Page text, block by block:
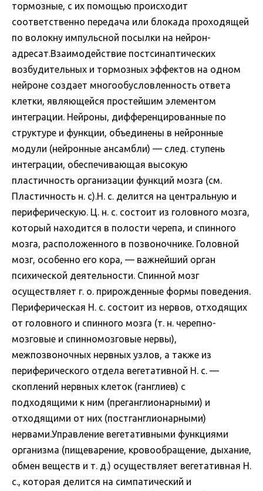
тормозные, с их помощью происходит
соответственно передача или блокада проходящей
по волокну импульсной посылки на нейрон-
адресат.Взаимодействие постсинаптических
возбудительных и тормозных эффектов на одном
нейроне создает многообусловленность ответа
клетки, являющейся простейшим элементом
интеграции. Нейроны, дифференцированные по
структуре и функции, объединены в нейронные
модули (нейронные ансамбли) — след. ступень
интеграции, обеспечивающая высокую
пластичность организации функций мозга (см.
Пластичность н. с).Н. с. делится на центральную и
периферическую. Ц. н. с. состоит из головного мозга,
который находится в полости черепа, и спинного
мозга, расположенного в позвоночнике. Головной
мозг, особенно его кора, — важнейший орган
психической деятельности. Спинной мозг
осуществляет г. о. прирожденные формы поведения.
Периферическая Н. с. состоит из нервов, отходящих
от головного и спинного мозга (т. н. черепно-
мозговые и спинномозговые нервы),
межпозвоночных нервных узлов, а также из
периферического отдела вегетативной Н. с. —
скоплений нервных клеток (ганглиев) с
подходящими к ним (преганглионарными) и
отходящими от них (постганглионарными)
нервами.Управление вегетативными функциями
организма (пищеварение, кровообращение, дыхание,
обмен веществ и т. д.) осуществляет вегетативная Н.
с., которая делится на симпатический и